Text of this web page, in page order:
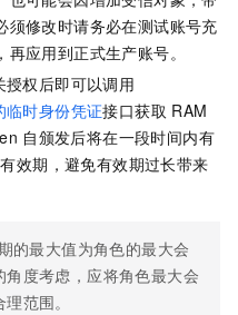
须修改时请务必在测试账号充
应用到正式生产账号。
授权后即可以调用
时身份凭证接口获取 RAM
自颁发后将在一段时间内有
有效期，避免有效期过长带来
的最大值为角色的最大会
度考虑，应将角色最大会
范围。